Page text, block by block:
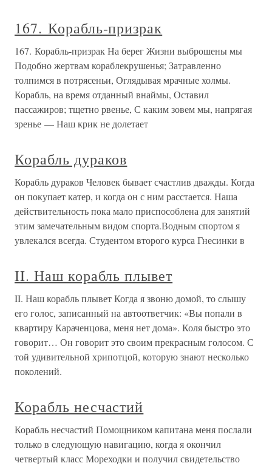
167. Корабль-призрак
167. Корабль-призрак На берег Жизни выброшены мы
Подобно жертвам кораблекрушенья; Затравленно
толпимся в потрясеньи, Оглядывая мрачные холмы.
Корабль, на время отданный внаймы, Оставил
пассажиров; тщетно рвенье, С каким зовем мы, напрягая
зренье — Наш крик не долетает
Корабль дураков
Корабль дураков Человек бывает счастлив дважды. Когда
он покупает катер, и когда он с ним расстается. Наша
действительность пока мало приспособлена для занятий
этим замечательным видом спорта.Водным спортом я
увлекался всегда. Студентом второго курса Гнесинки в
II. Наш корабль плывет
II. Наш корабль плывет Когда я звоню домой, то слышу
его голос, записанный на автоответчик: «Вы попали в
квартиру Караченцова, меня нет дома». Коля быстро это
говорит… Он говорит это своим прекрасным голосом. С
той удивительной хрипотцой, которую знают несколько
поколений.
Корабль несчастий
Корабль несчастий Помощником капитана меня послали
только в следующую навигацию, когда я окончил
четвертый класс Мореходки и получил свидетельство